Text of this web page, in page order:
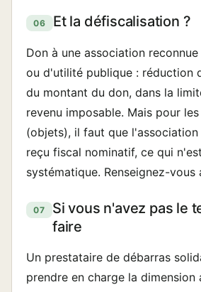
06 Et la défiscalisation ?
Don à une association
ou d'utilité publique : réduction
du montant du don, dans la
revenu imposable. Mais pour
(objets), il faut que
reçu fiscal nominatif, ce qui
systématique. Renseignez-vous
07
Si vous n'avez pas le
faire
Un prestataire de débarras
prendre en charge la